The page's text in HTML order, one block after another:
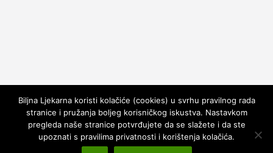
Copyright © 2026Biljna Ljekarna . All rights reserved.
Biljna Ljekarna koristi kolačiće (cookies) u svrhu pravilnog rada
stranice i pružanja boljeg korisničkog iskustva. Nastavkom
pregleda naše stranice potvrđujete da se slažete i da ste
upoznati s pravilima privatnosti i korištenja kolačića.